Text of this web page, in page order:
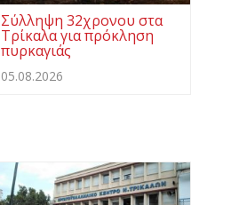
Σύλληψη 32χρονου στα
Τρίκαλα για πρόκληση
πυρκαγιάς
05.08.2026